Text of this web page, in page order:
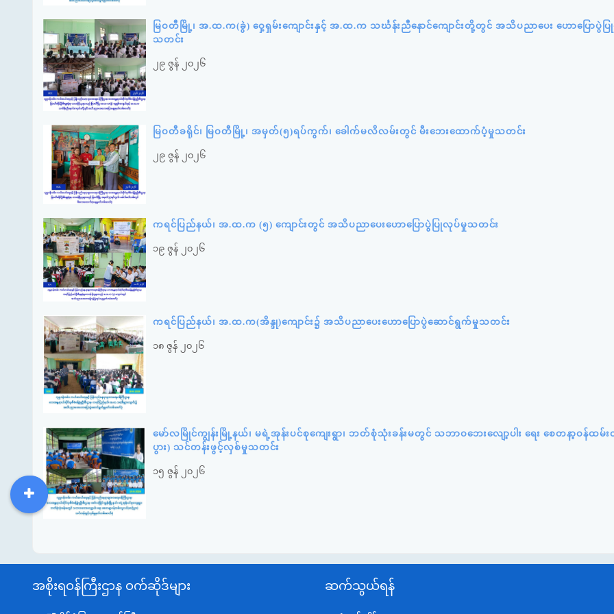
မြဝတီမြို့၊ အ.ထ.က(ခွဲ) ဝှေ့ရှမ်းကျောင်းနှင့် အ.ထ.က သင်္ဃန်းညီနောင်ကျောင်းတို့တွင် အသိပညာပေး ဟောပြောပွဲပ
သတင်း
၂၉ ဇွန် ၂၀၂၆
မြဝတီခရိုင်၊ မြဝတီမြို့၊ အမှတ်(၅)ရပ်ကွက်၊ ခေါက်မလိလမ်းတွင် မီးဘေးထောက်ပံ့မှုသတင်း
၂၉ ဇွန် ၂၀၂၆
ကရင်ပြည်နယ်၊ အ.ထ.က (၅) ကျောင်းတွင် အသိပညာပေးဟောပြောပွဲပြုလုပ်မှုသတင်း
၁၉ ဇွန် ၂၀၂၆
ကရင်ပြည်နယ်၊ အ.ထ.က(အိန္ဒု)ကျောင်း၌ အသိပညာပေးဟောပြောပွဲဆောင်ရွက်မှုသတင်း
၁၈ ဇွန် ၂၀၂၆
မော်လမြိုင်ကျွန်းမြို့နယ်၊ မရဲ့အုန်းပင်စုကျေးရွာ၊ ဘတ်စုံသုံးခန်းမတွင် သဘာဝဘေးလျော့ပါး ရေး စေတနာ့ဝန်ထ
ပွား) သင်တန်းဖွင့်လှစ်မှုသတင်း
၁၅ ဇွန် ၂၀၂၆
အစိုးရဝန်ကြီးဌာန ဝက်ဆိုဒ်များ ဆက်သွယ်ရန်
DDM